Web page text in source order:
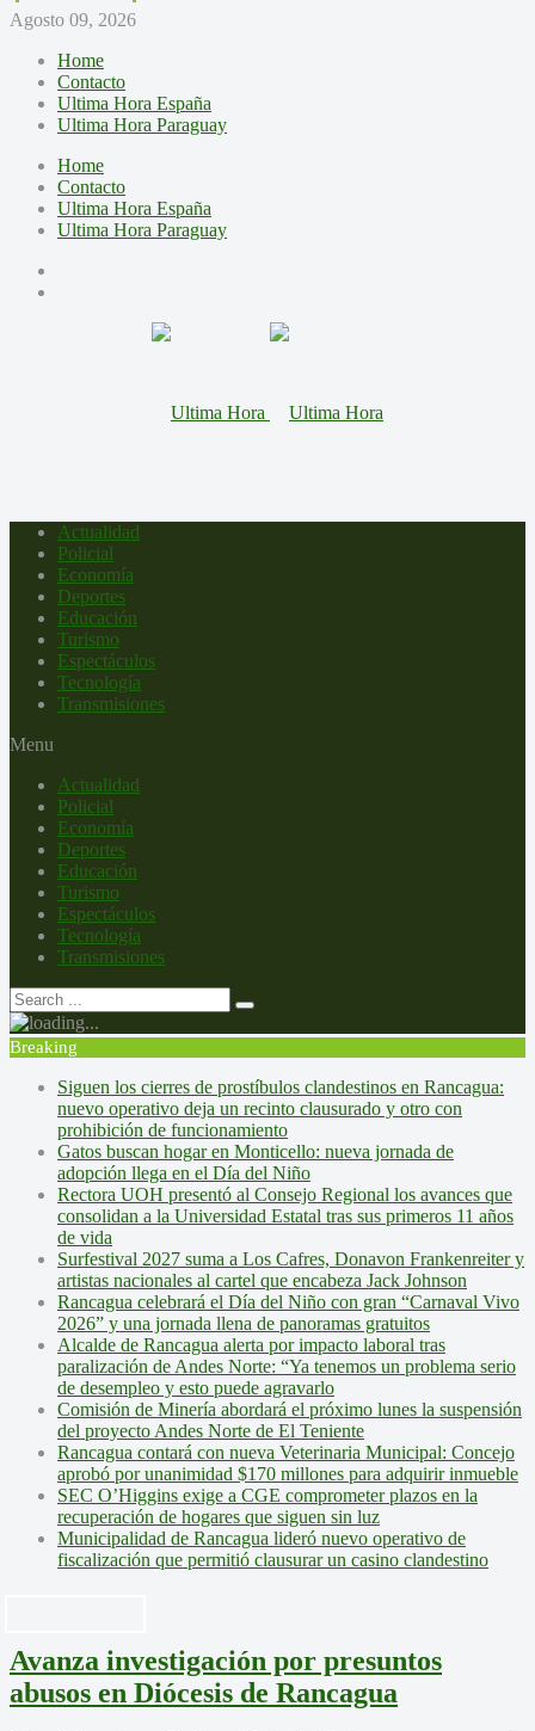
Agosto 09, 2026
Home
Contacto
Ultima Hora España
Ultima Hora Paraguay
Home
Contacto
Ultima Hora España
Ultima Hora Paraguay
Actualidad
Policial
Economía
Deportes
Educación
Turismo
Espectáculos
Tecnología
Transmisiones
Menu
Actualidad
Policial
Economía
Deportes
Educación
Turismo
Espectáculos
Tecnología
Transmisiones
Breaking
Siguen los cierres de prostíbulos clandestinos en Rancagua:
nuevo operativo deja un recinto clausurado y otro con
prohibición de funcionamiento
Gatos buscan hogar en Monticello: nueva jornada de
adopción llega en el Día del Niño
Rectora UOH presentó al Consejo Regional los avances que
consolidan a la Universidad Estatal tras sus primeros 11 años
de vida
Surfestival 2027 suma a Los Cafres, Donavon Frankenreiter y
artistas nacionales al cartel que encabeza Jack Johnson
Rancagua celebrará el Día del Niño con gran “Carnaval Vivo
2026” y una jornada llena de panoramas gratuitos
Alcalde de Rancagua alerta por impacto laboral tras
paralización de Andes Norte: “Ya tenemos un problema serio
de desempleo y esto puede agravarlo
Comisión de Minería abordará el próximo lunes la suspensión
del proyecto Andes Norte de El Teniente
Rancagua contará con nueva Veterinaria Municipal: Concejo
aprobó por unanimidad $170 millones para adquirir inmueble
SEC O’Higgins exige a CGE comprometer plazos en la
recuperación de hogares que siguen sin luz
Municipalidad de Rancagua lideró nuevo operativo de
fiscalización que permitió clausurar un casino clandestino
Avanza investigación por presuntos
abusos en Diócesis de Rancagua